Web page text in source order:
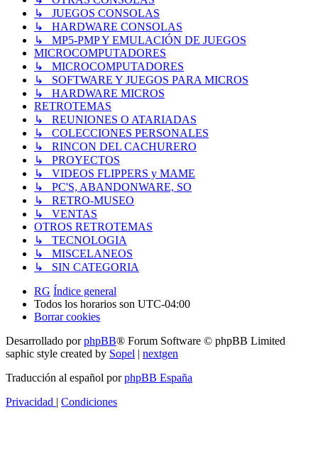
↳ JUEGOS CONSOLAS
↳ HARDWARE CONSOLAS
↳ MP5-PMP Y EMULACIÓN DE JUEGOS
MICROCOMPUTADORES
↳ MICROCOMPUTADORES
↳ SOFTWARE Y JUEGOS PARA MICROS
↳ HARDWARE MICROS
RETROTEMAS
↳ REUNIONES O ATARIADAS
↳ COLECCIONES PERSONALES
↳ RINCON DEL CACHURERO
↳ PROYECTOS
↳ VIDEOS FLIPPERS y MAME
↳ PC'S, ABANDONWARE, SO
↳ RETRO-MUSEO
↳ VENTAS
OTROS RETROTEMAS
↳ TECNOLOGIA
↳ MISCELANEOS
↳ SIN CATEGORIA
RG Índice general
Todos los horarios son UTC-04:00
Borrar cookies
Desarrollado porphpBB® Forum Software © phpBB Limited
saphic style created by Sopel | nextgen
Traducción al español porphpBB España
Privacidad | Condiciones